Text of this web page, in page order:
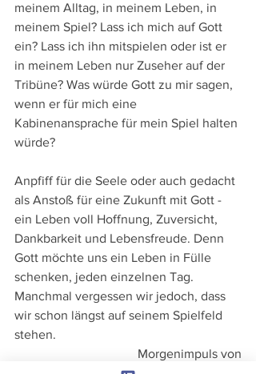
meinem Alltag, in meinem Leben, in
meinem Spiel? Lass ich mich auf Gott
ein? Lass ich ihn mitspielen oder ist er
in meinem Leben nur Zuseher auf der
Tribüne? Was würde Gott zu mir sagen,
wenn er für mich eine
Kabinenansprache für mein Spiel halten
würde?
Anpfiff für die Seele oder auch gedacht
als Anstoß für eine Zukunft mit Gott -
ein Leben voll Hoffnung, Zuversicht,
Dankbarkeit und Lebensfreude. Denn
Gott möchte uns ein Leben in Fülle
schenken, jeden einzelnen Tag.
Manchmal vergessen wir jedoch, dass
wir schon längst auf seinem Spielfeld
stehen.
Morgenimpuls von